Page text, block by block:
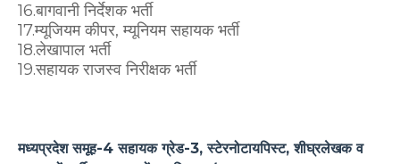
16.बागवानी निर्देशक भर्ती
17.म्यूजियम कीपर, म्यूनियम सहायक भर्ती
18.लेखापाल भर्ती
19.सहायक राजस्व निरीक्षक भर्ती
मध्यप्रदेश समूह-4 सहायक ग्रेड-3, स्टेरनोटायपिस्ट, शीघ्रलेखक व